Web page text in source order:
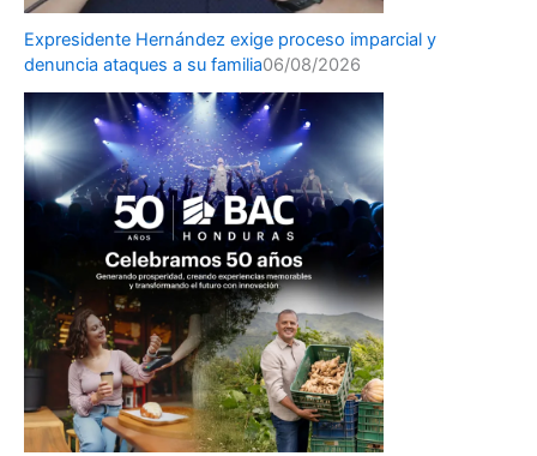
Expresidente Hernández exige proceso imparcial y
denuncia ataques a su familia06/08/2026